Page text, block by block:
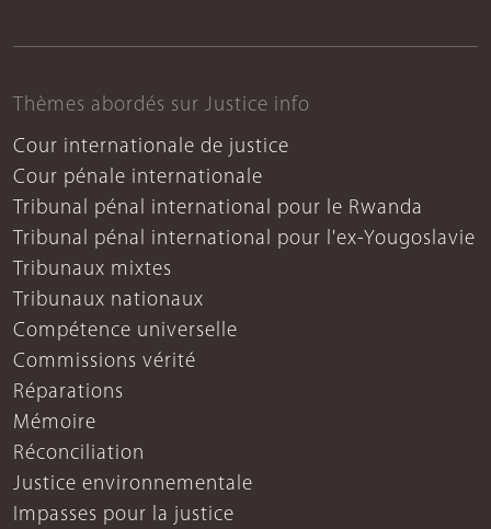
Thèmes abordés sur Justice info
Cour internationale de justice
Cour pénale internationale
Tribunal pénal international pour le Rwanda
Tribunal pénal international pour l'ex-Yougoslavie
Tribunaux mixtes
Tribunaux nationaux
Compétence universelle
Commissions vérité
Réparations
Mémoire
Réconciliation
Justice environnementale
Impasses pour la justice